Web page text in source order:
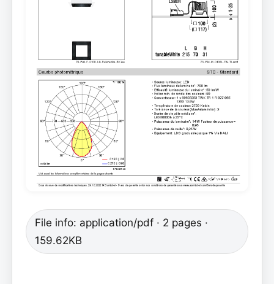
File info: application/pdf · 2 pages ·
159.62KB